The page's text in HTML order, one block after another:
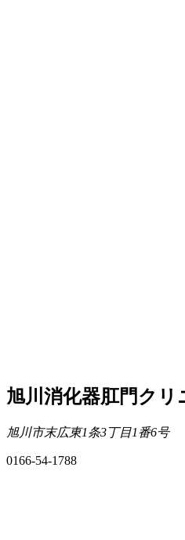
旭川消化器肛門クリ
旭川市末広東1条3丁目1番6号
0166-54-1788